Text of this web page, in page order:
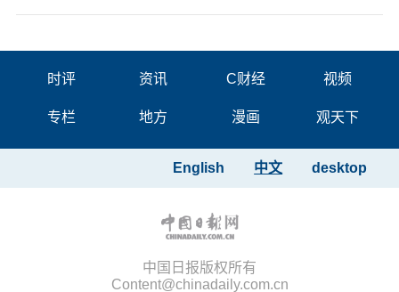
时评 资讯 C财经 视频
专栏 地方 漫画 观天下
desktop
中文
English
中国日报版权所有
Content@chinadaily.com.cn